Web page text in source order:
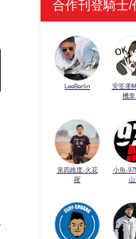
合作刊登騎士/
LeeBerlin
安筌運
機車
第四維度-火花
羅
小魚-
山